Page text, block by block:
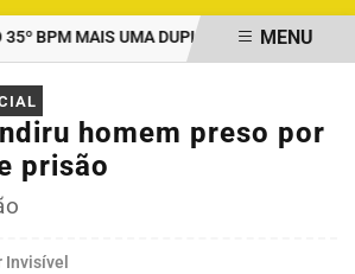
MAIS UMA DUPLA PRESA POR TRÁFICO
MENU
homem preso por
prisão
Invisível